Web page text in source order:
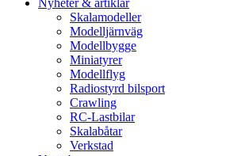
Nyheter & artiklar
Skalamodeller
Modelljärnväg
Modellbygge
Miniatyrer
Modellflyg
Radiostyrd bilsport
Crawling
RC-Lastbilar
Skalabåtar
Verkstad